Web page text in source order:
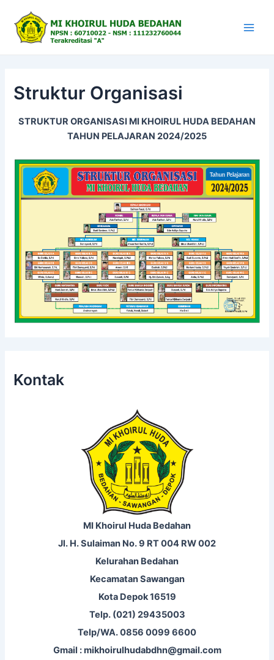
content
Struktur Organisasi
STRUKTUR ORGANISASI MI KHOIRUL HUDA BEDAHAN
TAHUN PELAJARAN 2024/2025
Kontak
MI Khoirul Huda Bedahan
Jl. H. Sulaiman No. 9 RT 004 RW 002
Kelurahan Bedahan
Kecamatan Sawangan
Kota Depok 16519
Telp. (021) 29435003
Telp/WA. 0856 0099 6600
Gmail : mikhoirulhudabdhn@gmail.com